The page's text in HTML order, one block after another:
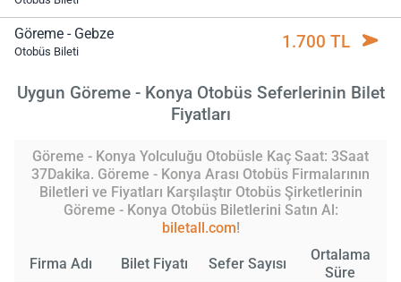
Göreme - Gebze
Otobüs Bileti 1.700 TL
Uygun Göreme - Konya Otobüs Seferlerinin Bilet
Fiyatları
Göreme - Konya Yolculuğu Otobüsle Kaç Saat: 3Saat
37Dakika. Göreme - Konya Arası Otobüs Firmalarının
Biletleri ve Fiyatları Karşılaştır Otobüs Şirketlerinin
Göreme - Konya Otobüs Biletlerini Satın Al:
biletall.com!
Firma Adı Bilet Fiyatı Sefer Sayısı
Ortalama
Süre